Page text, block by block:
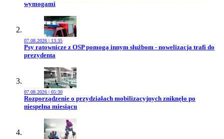
wymogami
07.08.2026 | 13:35
Przejdź do artykułu:
Psy ratownicze z OSP pomogą innym służbom - nowelizacja trafi do
prezydenta
07.08.2026 | 05:30
Przejdź do artykułu:
Rozporządzenie o przydziałach mobilizacyjnych zniknęło po
niespełna miesiącu